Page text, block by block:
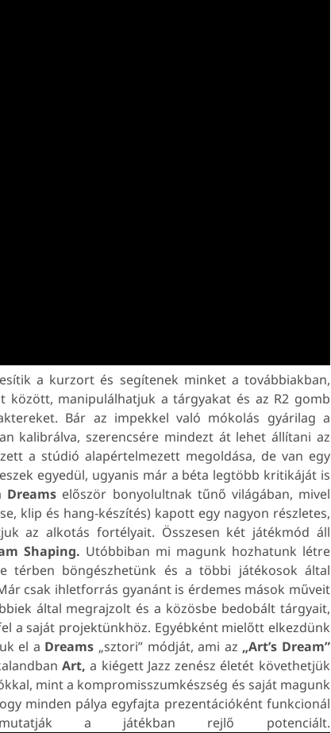
a kurzort és segítenek minket a továbbiakban,
között, manipulálhatjuk a tárgyakat és az R2 gomb
Bár az impekkel való mókolás gyárilag a
kalibrálva, szerencsére mindezt át lehet állítani az
a stúdió alapértelmezett megoldása, de van egy
egyedül, ugyanis már a béta legtöbb kritikáját is
Dreams először bonyolultnak tűnő világában, mivel
klip és hang-készítés) kapott egy nagyon részletes,
az alkotás fortélyait. Összesen két játékmód áll
Shaping. Utóbbiban mi magunk hozhatunk létre
térben böngészhetünk és a többi játékosok által
csak ihletforrás gyanánt is érdemes mások műveit
által megrajzolt és a közösbe bedobált tárgyait,
a saját projektünkhöz. Egyébként mielőtt elkezdünk
el a Dreams „sztori” módját, ami az „Art’s Dream”
Art, a kiégett Jazz zenész életét követhetjük
mint a kompromisszumkészség és saját magunk
minden pálya egyfajta prezentációként funkcionál
a játékban rejlő potenciált.